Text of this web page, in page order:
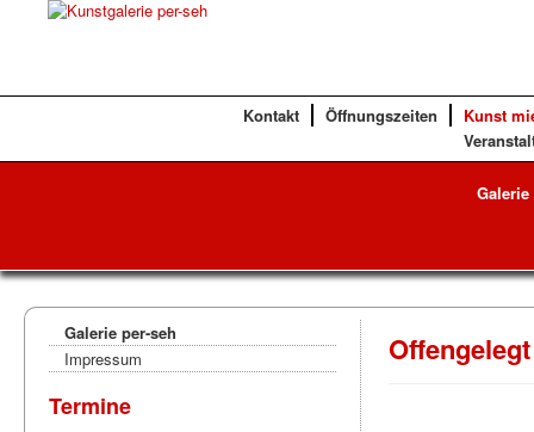
Kontakt Öffnungszeiten
Kunst
Galerie per-seh
Impressum
Termine
Offengelegt